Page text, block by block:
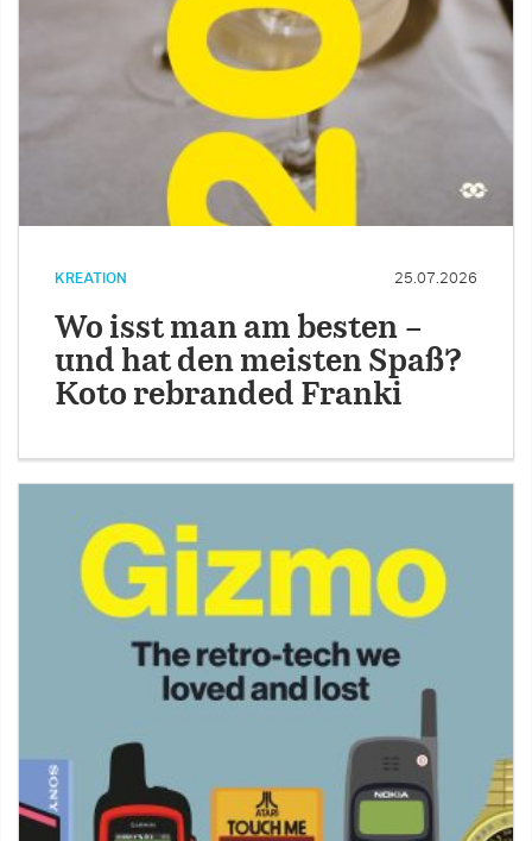
KREATION 25.07.2026
Wo isst man am besten –
und hat den meisten Spaß?
Koto rebranded Franki